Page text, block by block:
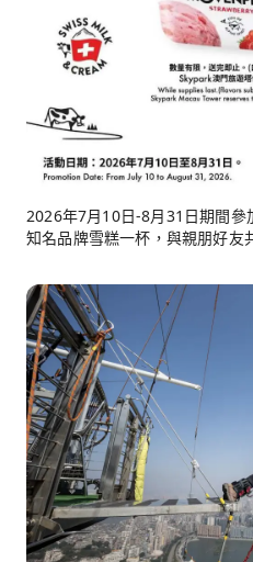
2026年7月10日-8月31日期間參
知名品牌雪糕一杯，與親朋好友